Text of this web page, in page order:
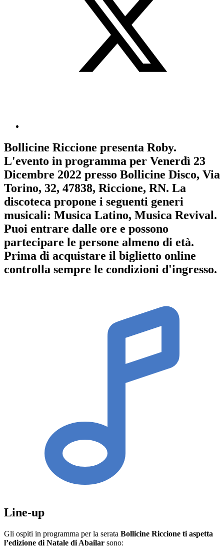
Bollicine Riccione presenta Roby.
L'evento in programma per Venerdì 23
Dicembre 2022 presso Bollicine Disco, Via
Torino, 32, 47838, Riccione, RN. La
discoteca propone i seguenti generi
musicali: Musica Latino, Musica Revival.
Puoi entrare dalle ore e possono
partecipare le persone almeno di età.
Prima di acquistare il biglietto online
controlla sempre le condizioni d'ingresso.
Line-up
Gli ospiti in programma per la serata Bollicine Riccione ti aspetta
l’edizione di Natale di Abailar sono: